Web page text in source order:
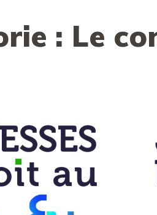
: Le